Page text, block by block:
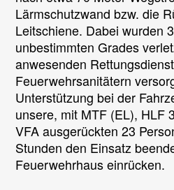
Lärmschutzwand bzw. die
Leitschiene. Dabei wurden
unbestimmten Grades
anwesenden
Feuerwehrsanitätern
Unterstützung bei der
unsere, mit MTF (EL), HLF
VFA ausgerückten 23
Stunden den Einsatz
Feuerwehrhaus einrücken.